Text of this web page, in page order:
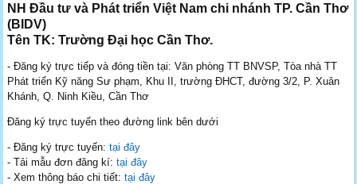
NH Đầu tư và Phát triển Việt Nam chi nhánh TP. Cần Thơ
(BIDV)
Tên TK: Trường Đại học Cần Thơ.
- Đăng ký trực tiếp và đóng tiền tại: Văn phòng TT BNVSP, Tòa nhà TT
Phát triển Kỹ năng Sư phạm, Khu II, trường ĐHCT, đường 3/2, P. Xuân
Khánh, Q. Ninh Kiều, Cần Thơ
Đăng ký trực tuyến theo đường link bên dưới
- Đăng ký trực tuyến: tại đây
- Tải mẫu đơn đăng kí:tại đây
- Xem thông báo chi tiết:tại đây